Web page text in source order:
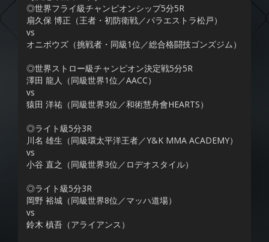
◎世界フライ級チャンピオンシップ5分5R
扇久保 博正（王者・初防衛戦／パラエストラ松戸）
vs
オニボウズ（挑戦者・同級1位／総合格闘技ゴンズジム）
◎世界ストロー級チャンピオン決定戦5分5R
澤田 龍人（同級世界1位／AACC）
vs
猿田 洋祐（同級世界3位／和術慧舟會HEARTS）
◎ライト級5分3R
川名 雄生（同級環太平洋王者／Y&K MMA ACADEMY）
vs
小谷 直之（同級世界3位／ロデオスタイル）
◎ライト級5分3R
岡野 裕城（同級世界8位／マッハ道場）
vs
鈴木 槙吾（アライアンス）